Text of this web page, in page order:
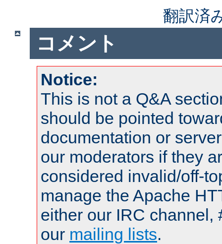
翻訳済
コメント
Notice:
This is not a Q&A
should be pointed
documentation or
our moderators if they
considered invalid/off-
manage the Apache
either our IRC channel,
our mailing lists.